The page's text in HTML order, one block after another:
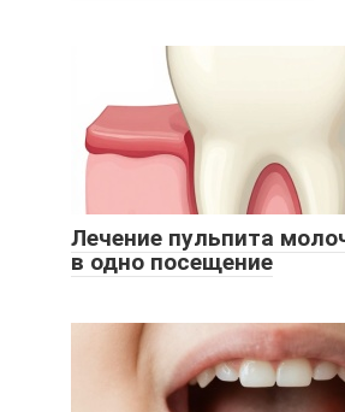
Лечение пульпита
в одно посещение